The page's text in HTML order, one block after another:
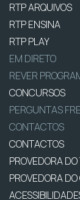
RTP ARQUIVOS
RTP ENSINA
RTP PLAY
EM DIRETO
REVER
CONCURSOS
PERGUNTAS
CONTACTOS
CONTACTOS
PROVEDORA
PROVEDORA